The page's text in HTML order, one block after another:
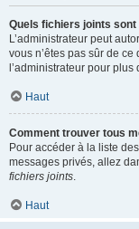
Quels fichiers joints
L’administrateur peut
vous n’êtes pas sûr de
l’administrateur pour plus
Haut
Comment trouver tous
Pour accéder à la liste
messages privés, allez
fichiers joints.
Haut